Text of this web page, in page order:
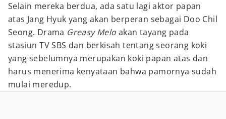
Selain mereka berdua, ada satu lagi aktor papan
atas Jang Hyuk yang akan berperan sebagai Doo Chil
Seong. Drama Greasy Melo akan tayang pada
stasiun TV SBS dan berkisah tentang seorang koki
yang sebelumnya merupakan koki papan atas dan
harus menerima kenyataan bahwa pamornya sudah
mulai meredup.